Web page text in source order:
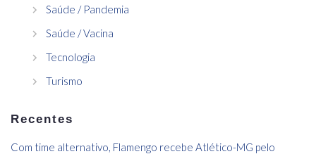
Saúde / Pandemia
Saúde / Vacina
Tecnologia
Turismo
Recentes
Com time alternativo, Flamengo recebe Atlético-MG pelo